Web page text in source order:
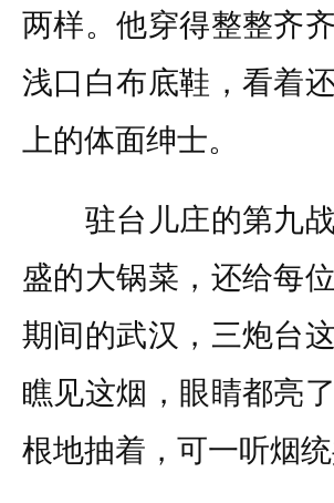
两样。他穿得整整齐
浅口白布底鞋，看着
上的体面绅士。
驻台儿庄的第九战
盛的大锅菜，还给每
期间的武汉，三炮台
瞧见这烟，眼睛都亮
根地抽着，可一听烟